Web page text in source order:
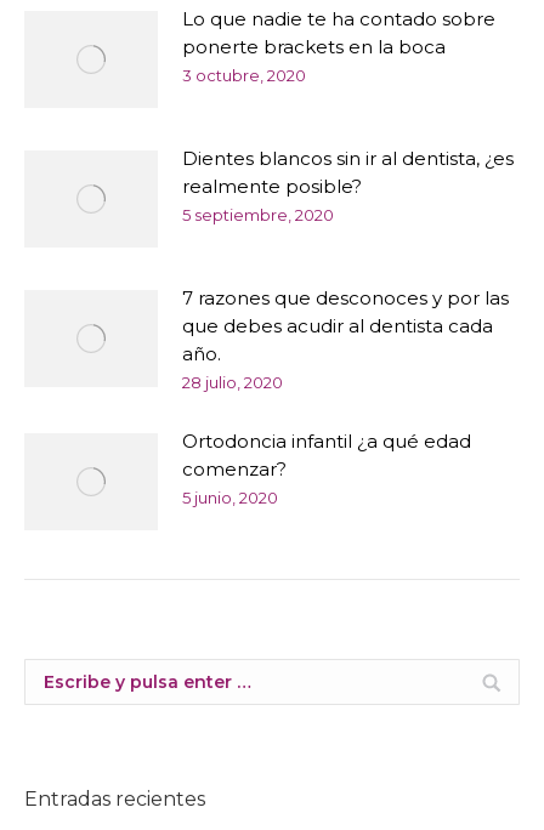
Lo que nadie te ha contado sobre
ponerte brackets en la boca
3 octubre, 2020
Dientes blancos sin ir al dentista, ¿es
realmente posible?
5 septiembre, 2020
7 razones que desconoces y por las
que debes acudir al dentista cada
año.
28 julio, 2020
Ortodoncia infantil ¿a qué edad
comenzar?
5 junio, 2020
Buscar:
Entradas recientes